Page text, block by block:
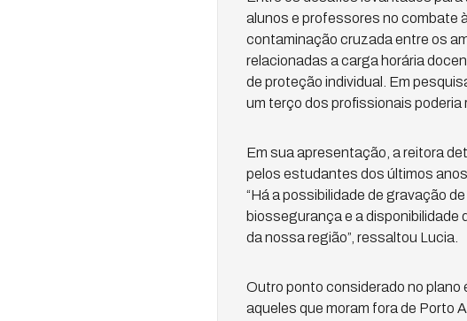
alunos e professores no combate
contaminação cruzada entre os
relacionadas a carga horária
de proteção individual. Em
um terço dos profissionais poderia
Em sua apresentação, a reitora
pelos estudantes dos últimos
“Há a possibilidade de gravação
biossegurança e a
da nossa região”, ressaltou Lucia.
Outro ponto considerado no plano
aqueles que moram fora de Porto